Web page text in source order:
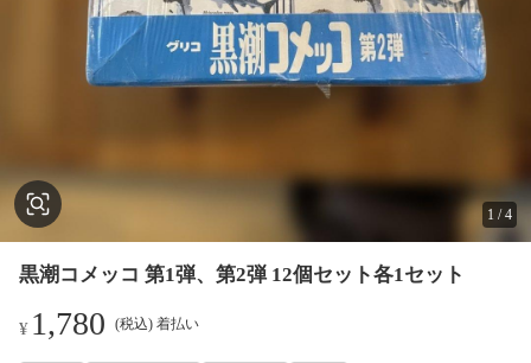
1 /4
黒潮コメッコ 第1弾、第2弾 12個セット各1セット
¥ 1,780 (税込) 着払い